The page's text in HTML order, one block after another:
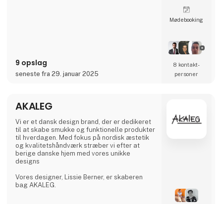
9 opslag
seneste fra 29. januar 2025
Møde­booking
8 kontakt­
personer
AKALEG
Vi er et dansk design brand, der er dedikeret
til at skabe smukke og funktionelle produkter
til hverdagen. Med fokus på nordisk æstetik
og kvalitetshåndværk stræber vi efter at
berige danske hjem med vores unikke
designs
Vores designer, Lissie Berner, er skaberen
bag AKALEG.